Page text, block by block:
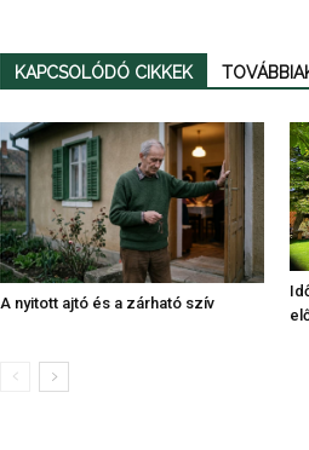
KAPCSOLÓDÓ CIKKEK
A nyitott ajtó és a zárható szív